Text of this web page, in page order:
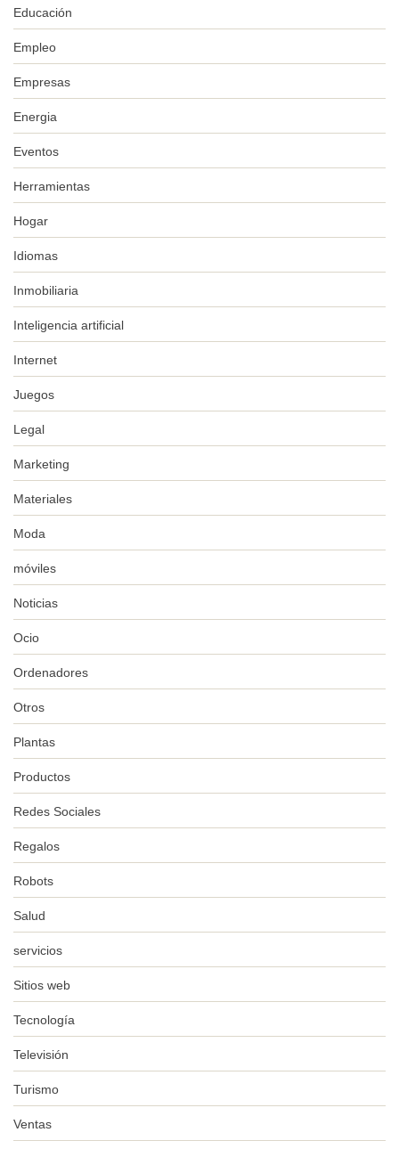
Educación
Empleo
Empresas
Energia
Eventos
Herramientas
Hogar
Idiomas
Inmobiliaria
Inteligencia artificial
Internet
Juegos
Legal
Marketing
Materiales
Moda
móviles
Noticias
Ocio
Ordenadores
Otros
Plantas
Productos
Redes Sociales
Regalos
Robots
Salud
servicios
Sitios web
Tecnología
Televisión
Turismo
Ventas